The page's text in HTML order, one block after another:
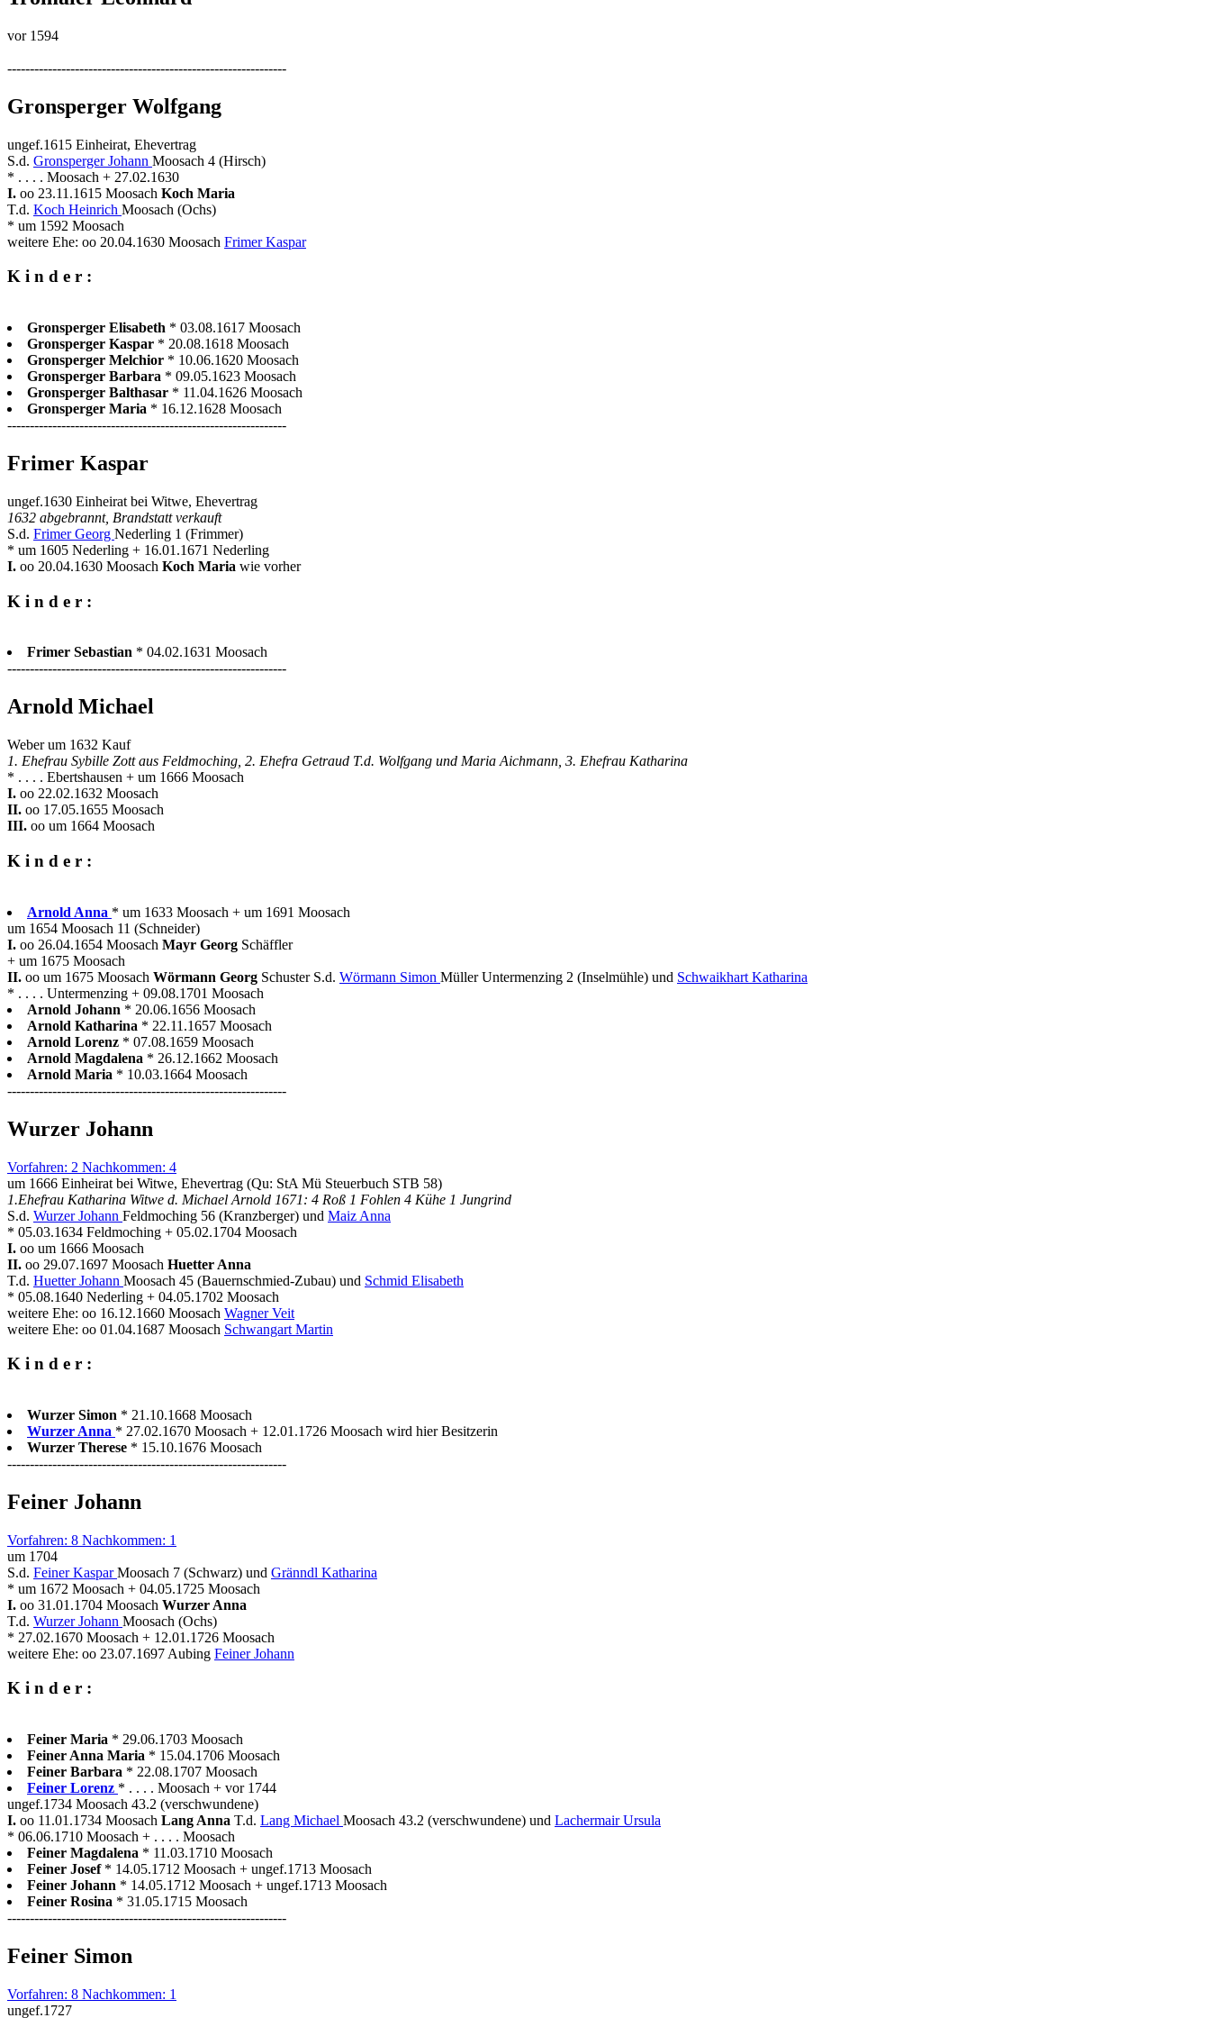
vor 1594
--------------------------------------------------------------
Gronsperger Wolfgang
ungef.1615 Einheirat, Ehevertrag
S.d. Gronsperger Johann Moosach 4 (Hirsch)
* . . . . Moosach + 27.02.1630
I. oo 23.11.1615 Moosach Koch Maria
T.d. Koch Heinrich Moosach (Ochs)
* um 1592 Moosach
weitere Ehe: oo 20.04.1630 Moosach Frimer Kaspar
K i n d e r :
Gronsperger Elisabeth * 03.08.1617 Moosach
Gronsperger Kaspar * 20.08.1618 Moosach
Gronsperger Melchior * 10.06.1620 Moosach
Gronsperger Barbara * 09.05.1623 Moosach
Gronsperger Balthasar * 11.04.1626 Moosach
Gronsperger Maria * 16.12.1628 Moosach
--------------------------------------------------------------
Frimer Kaspar
ungef.1630 Einheirat bei Witwe, Ehevertrag
1632 abgebrannt, Brandstatt verkauft
S.d. Frimer Georg Nederling 1 (Frimmer)
* um 1605 Nederling + 16.01.1671 Nederling
I. oo 20.04.1630 Moosach Koch Maria wie vorher
K i n d e r :
Frimer Sebastian * 04.02.1631 Moosach
--------------------------------------------------------------
Arnold Michael
Weber um 1632 Kauf
1. Ehefrau Sybille Zott aus Feldmoching, 2. Ehefra Getraud T.d. Wolfgang und Maria Aichmann, 3. Ehefrau Katharina
* . . . . Ebertshausen + um 1666 Moosach
I. oo 22.02.1632 Moosach
II. oo 17.05.1655 Moosach
III. oo um 1664 Moosach
K i n d e r :
Arnold Anna * um 1633 Moosach + um 1691 Moosach
um 1654 Moosach 11 (Schneider)
I. oo 26.04.1654 Moosach Mayr Georg Schäffler
+ um 1675 Moosach
II. oo um 1675 Moosach Wörmann Georg Schuster S.d. Wörmann Simon Müller Untermenzing 2 (Inselmühle) und Schwaikhart Katharina
* . . . . Untermenzing + 09.08.1701 Moosach
Arnold Johann * 20.06.1656 Moosach
Arnold Katharina * 22.11.1657 Moosach
Arnold Lorenz * 07.08.1659 Moosach
Arnold Magdalena * 26.12.1662 Moosach
Arnold Maria * 10.03.1664 Moosach
--------------------------------------------------------------
Wurzer Johann
Vorfahren: 2 Nachkommen: 4
um 1666 Einheirat bei Witwe, Ehevertrag (Qu: StA Mü Steuerbuch STB 58)
1.Ehefrau Katharina Witwe d. Michael Arnold 1671: 4 Roß 1 Fohlen 4 Kühe 1 Jungrind
S.d. Wurzer Johann Feldmoching 56 (Kranzberger) und Maiz Anna
* 05.03.1634 Feldmoching + 05.02.1704 Moosach
I. oo um 1666 Moosach
II. oo 29.07.1697 Moosach Huetter Anna
T.d. Huetter Johann Moosach 45 (Bauernschmied-Zubau) und Schmid Elisabeth
* 05.08.1640 Nederling + 04.05.1702 Moosach
weitere Ehe: oo 16.12.1660 Moosach Wagner Veit
weitere Ehe: oo 01.04.1687 Moosach Schwangart Martin
K i n d e r :
Wurzer Simon * 21.10.1668 Moosach
Wurzer Anna * 27.02.1670 Moosach + 12.01.1726 Moosach wird hier Besitzerin
Wurzer Therese * 15.10.1676 Moosach
--------------------------------------------------------------
Feiner Johann
Vorfahren: 8 Nachkommen: 1
um 1704
S.d. Feiner KasparMoosach 7 (Schwarz) und Gränndl Katharina
* um 1672 Moosach + 04.05.1725 Moosach
I. oo 31.01.1704 Moosach Wurzer Anna
T.d. Wurzer Johann Moosach (Ochs)
* 27.02.1670 Moosach + 12.01.1726 Moosach
weitere Ehe: oo 23.07.1697 Aubing Feiner Johann
K i n d e r :
Feiner Maria * 29.06.1703 Moosach
Feiner Anna Maria * 15.04.1706 Moosach
Feiner Barbara * 22.08.1707 Moosach
Feiner Lorenz * . . . . Moosach + vor 1744
ungef.1734 Moosach 43.2 (verschwundene)
I. oo 11.01.1734 Moosach Lang Anna T.d. Lang Michael Moosach 43.2 (verschwundene) und Lachermair Ursula
* 06.06.1710 Moosach + . . . . Moosach
Feiner Magdalena * 11.03.1710 Moosach
Feiner Josef * 14.05.1712 Moosach + ungef.1713 Moosach
Feiner Johann * 14.05.1712 Moosach + ungef.1713 Moosach
Feiner Rosina * 31.05.1715 Moosach
--------------------------------------------------------------
Feiner Simon
Vorfahren: 8 Nachkommen: 1
ungef.1727